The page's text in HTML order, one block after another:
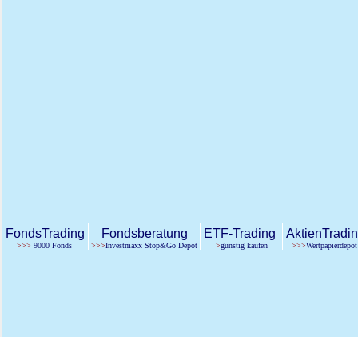
FondsTrading
>>> 9000 Fonds
Fondsberatung
>>>Investmaxx Stop&Go Depot
ETF-Trading
>günstig kaufen >>>Wertpapierdepot